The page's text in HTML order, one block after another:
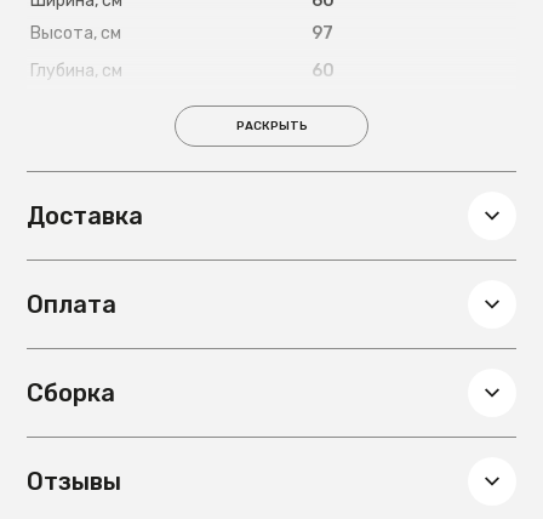
Высота, см
97
Глубина, см
60
18
РАСКРЫТЬ
Доставка
Оплата
Сборка
Отзывы